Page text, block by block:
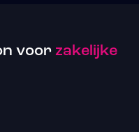
voor zakelijke